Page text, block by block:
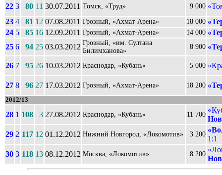
22 3 80 11 30.07.2011 Томск, «Труд» 9 000
23 4 81 12 07.08.2011 Грозный, «Ахмат-Арена» 18 000
24 5 85 16 12.09.2011 Грозный, «Ахмат-Арена» 14 000
25 6 94 25 03.03.2012 Грозный, «им. Султана
Билимханова»
8 900
26 7 95 26 10.03.2012 Краснодар, «Кубань» 5 000
27 8 96 27 17.03.2012 Грозный, «Ахмат-Арена» 18 200
2012/13
28 1 108 3 27.08.2012 Краснодар, «Кубань» 11 700
29 2 117 12 01.12.2012 Нижний Новгород, «Локомотив» 3 200
1:1
30 3 118 13 08.12.2012 Москва, «Локомотив» 8 200